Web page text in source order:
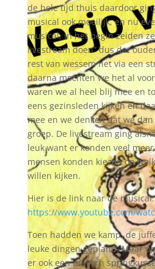
de hele tijd thuis daardoor
musical ook moeilijk, en nu
musical, in het begin zeiden
livestream doen” dus dat
rest van wessem het via een
daarna mochten we het al
waren we al heel blij mee en
eens gezinsleden kijken en
mee en we denken dat we
groep. De livestream ging
leuk want er konden veel
mensen konden kiezen op
willen kijken.
Hier is de link naar de musical:
https://www.youtube.com/
Toen hadden we kamp, de
leuke dingen gepland. Maar
er ook een unicorn